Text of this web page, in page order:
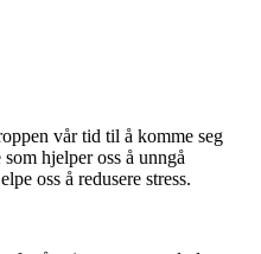
vår tid til å komme seg
hjelper oss å unngå
oss å redusere stress.